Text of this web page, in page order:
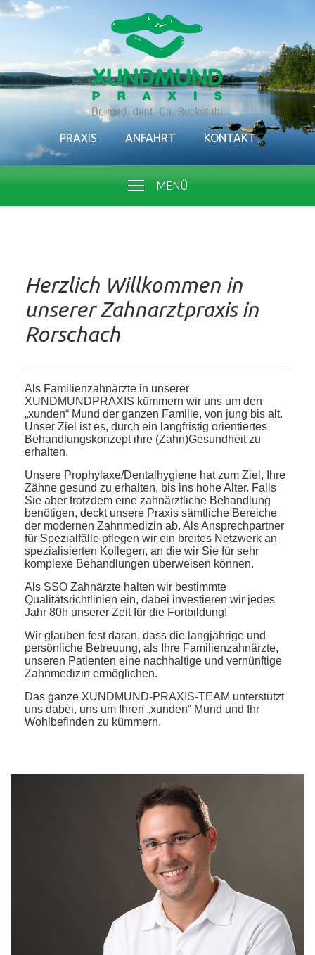
PRAXIS ANFAHRT KONTAKT
MENÜ
Herzlich Willkommen in
unserer Zahnarztpraxis in
Rorschach
Als Familienzahnärzte in unserer
XUNDMUNDPRAXIS kümmern wir uns um den
„xunden“ Mund der ganzen Familie, von jung bis alt.
Unser Ziel ist es, durch ein langfristig orientiertes
Behandlungskonzept ihre (Zahn)Gesundheit zu
erhalten.
Unsere Prophylaxe/Dentalhygiene hat zum Ziel, Ihre
Zähne gesund zu erhalten, bis ins hohe Alter. Falls
Sie aber trotzdem eine zahnärztliche Behandlung
benötigen, deckt unsere Praxis sämtliche Bereiche
der modernen Zahnmedizin ab. Als Ansprechpartner
für Spezialfälle pflegen wir ein breites Netzwerk an
spezialisierten Kollegen, an die wir Sie für sehr
komplexe Behandlungen überweisen können.
Als SSO Zahnärzte halten wir bestimmte
Qualitätsrichtlinien ein, dabei investieren wir jedes
Jahr 80h unserer Zeit für die Fortbildung!
Wir glauben fest daran, dass die langjährige und
persönliche Betreuung, als Ihre Familienzahnärzte,
unseren Patienten eine nachhaltige und vernünftige
Zahnmedizin ermöglichen.
Das ganze XUNDMUND-PRAXIS-TEAM unterstützt
uns dabei, uns um Ihren „xunden“ Mund und Ihr
Wohlbefinden zu kümmern.